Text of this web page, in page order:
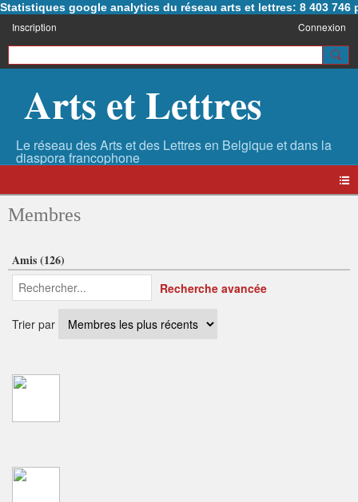
Statistiques google analytics du réseau arts et lettres: 8 403 746
Inscription Connexion
Arts et Lettres
Membres
Amis (126)
Trier par
Recherche avancée